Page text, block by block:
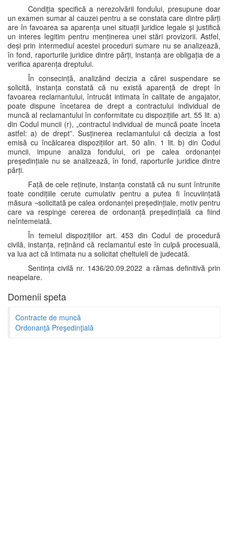
Condiția specifică a nerezolvării fondului, presupune doar
un examen sumar al cauzei pentru a se constata care dintre părți
are în favoarea sa aparența unei situații juridice legale și justifică
un interes legitim pentru menținerea unei stări provizorii. Astfel,
deși prin intermediul acestei proceduri sumare nu se analizează,
în fond, raporturile juridice dintre părți, instanța are obligația de a
verifica aparența dreptului.
În consecință, analizând decizia a cărei suspendare se
solicită, instanța constată că nu există aparență de drept în
favoarea reclamantului, întrucât intimata în calitate de angajator,
poate dispune încetarea de drept a contractului individual de
muncă al reclamantului în conformitate cu dispozițiile art. 55 lit. a)
din Codul muncii (r), „contractul individual de muncă poate înceta
astfel: a) de drept”. Susținerea reclamantului că decizia a fost
emisă cu încălcarea dispozițiilor art. 50 alin. 1 lit. b) din Codul
muncii, impune analiza fondului, ori pe calea ordonanței
președințiale nu se analizează, în fond, raporturile juridice dintre
părți.
Față de cele reținute, instanța constată că nu sunt întrunite
toate condițiile cerute cumulativ pentru a putea fi încuviințată
măsura ¬solicitată pe calea ordonanței președințiale, motiv pentru
care va respinge cererea de ordonanță președințială ca fiind
neîntemeiată.
În temeiul dispozițiilor art. 453 din Codul de procedură
civilă, instanța, reținând că reclamantul este în culpă procesuală,
va lua act că intimata nu a solicitat cheltuieli de judecată.
Sentința civilă nr. 1436/20.09.2022 a rămas definitivă prin
neapelare.
Domenii speta
Contracte de muncă
Ordonanţă Preşedinţială